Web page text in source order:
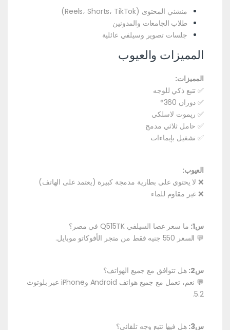
منشئي المحتوى (Reels، Shorts، TikTok)
طلاب الجامعات والمدونين
جلسات تصوير وسيلفي عائلية
المميزات والعيوب
المميزات:
✅ تتبع ذكي للوجه
✅ دوران 360°
✅ ريموت لاسلكي
✅ حامل ثلاثي مدمج
✅ تشغيل بإيماءات
العيوب:
❌ لا يحتوي على بطارية مدمجة كبيرة (يعتمد على الهاتف)
❌ غير مقاوم للماء
س1:
ما سعر عصا السيلفي Q515TK في مصر؟
💬 السعر 550 جنيه فقط من متجر الأفوكاتو موبايل.
س2:
هل تتوافق مع جميع الهواتف؟
💬 نعم، تعمل مع جميع هواتف Android وiPhone عبر بلوتوث
5.2.
س3: هل فيها تتبع وجه تلقائي؟